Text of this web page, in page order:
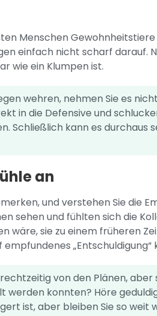
Menschen
einfach nicht scharf darauf.
wie ein Klumpen ist.
wehren, nehmen Sie es
in die Defensive und
Schließlich kann es durchaus
an
und verstehen Sie die
sehen und fühlten sich die
wäre, sie zu einem früheren
von den Plänen,
werden konnten? Höre
ist, aber bleiben Sie so weit